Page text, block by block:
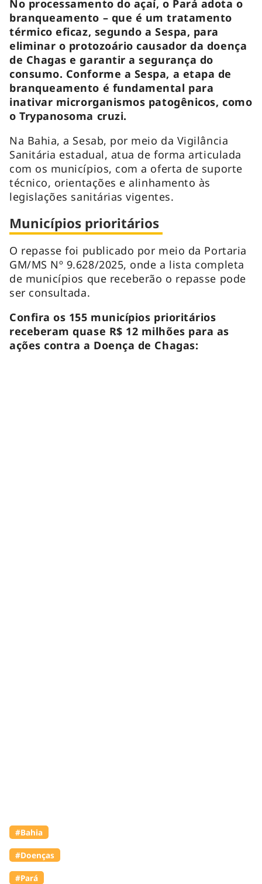
No processamento do açaí, o Pará adota o
branqueamento – que é um tratamento
térmico eficaz, segundo a Sespa, para
eliminar o protozoário causador da doença
de Chagas e garantir a segurança do
consumo. Conforme a Sespa, a etapa de
branqueamento é fundamental para
inativar microrganismos patogênicos, como
oTrypanosoma cruzi.
Na Bahia, a Sesab, por meio da Vigilância
Sanitária estadual, atua de forma articulada
com os municípios, com a oferta de suporte
técnico, orientações e alinhamento às
legislações sanitárias vigentes.
Municípios prioritários
O repasse foi publicado por meio da Portaria
GM/MS Nº 9.628/2025, onde a lista completa
de municípios que receberão o repasse pode
ser consultada.
Confira os 155 municípios prioritários
receberam quase R$ 12 milhões para as
ações contra a Doença de Chagas:
#Bahia
#Doenças
#Pará